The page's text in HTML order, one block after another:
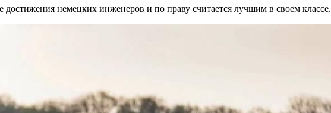
немецких инженеров и по праву считается лучшим в своем классе.